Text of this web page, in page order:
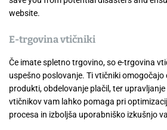
website.
E-trgovina vtičniki
Če imate spletno trgovino, so e-trgovina
uspešno poslovanje. Ti vtičniki
produkti, obdelovanje plačil, ter
vtičnikov vam lahko pomaga pri
procesa in izboljša uporabniško izkušnjo